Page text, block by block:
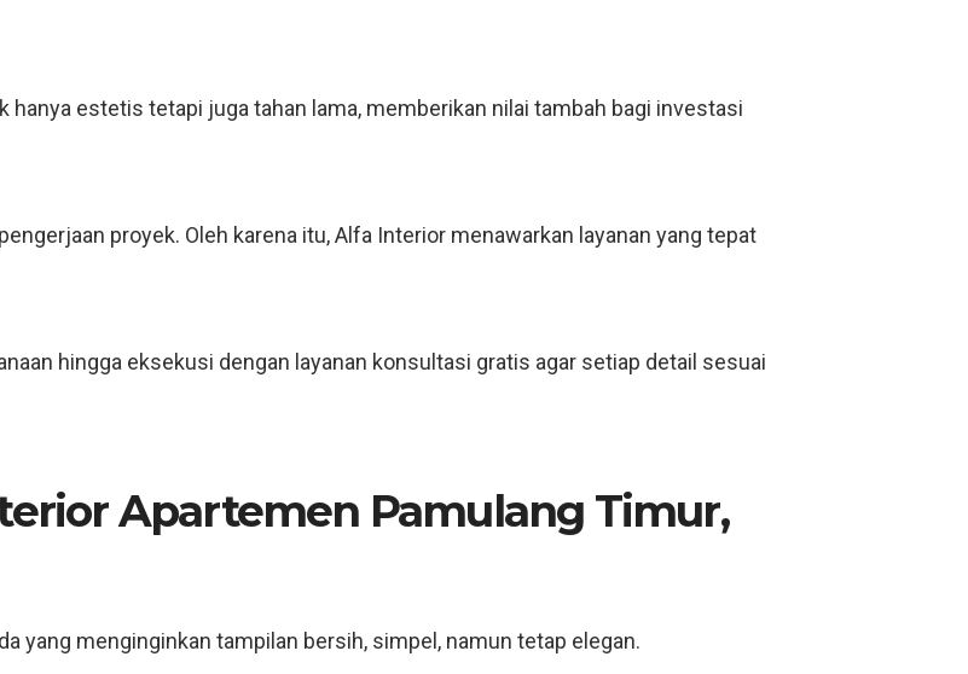
hanya estetis tetapi juga tahan lama, memberikan nilai tambah bagi investasi
proyek. Oleh karena itu, Alfa Interior menawarkan layanan yang tepat
hingga eksekusi dengan layanan konsultasi gratis agar setiap detail sesuai
Apartemen Pamulang Timur,
yang menginginkan tampilan bersih, simpel, namun tetap elegan.